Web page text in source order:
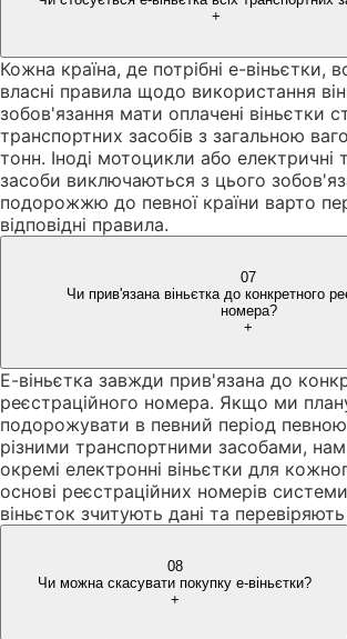
+
Кожна країна, де потрібні е-віньєтки,
власні правила щодо використання
зобов'язання мати оплачені віньєтки
транспортних засобів з загальною
тонн. Іноді мотоцикли або електричні
засоби виключаються з цього
подорожжю до певної країни варто
відповідні правила.
07
Чи прив'язана віньєтка до конкретного
номера?
+
Е-віньєтка завжди прив'язана до
реєстраційного номера. Якщо ми
подорожувати в певний період
різними транспортними засобами, нам
окремі електронні віньєтки для
основі реєстраційних номерів
віньєток зчитують дані та
08
Чи можна скасувати покупку е-віньєтки?
+